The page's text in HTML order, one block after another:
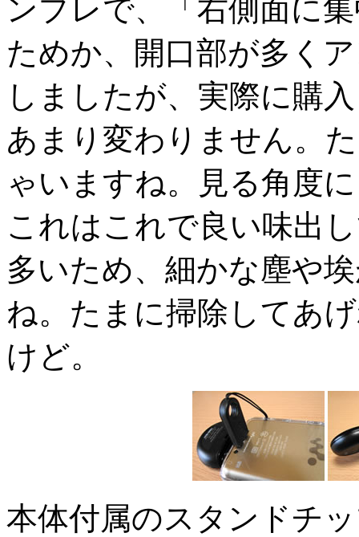
ンプレで、「右側面に
ためか、開口部が多く
しましたが、実際に購
あまり変わりません。
ゃいますね。見る角度
これはこれで良い味出
多いため、細かな塵や
ね。たまに掃除してあ
けど。
本体付属のスタンドチ